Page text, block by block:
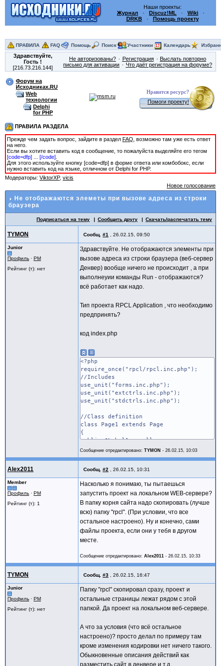
Наши проекты:
Журнал · Discuz!ML · Wiki ·
DRKB· Помощь проекту
ПРАВИЛА FAQ Помощь Поиск Участники Календарь
Здравствуйте,
Гость!
[216.73.216.144]
Не авторизованы? Регистрация
Выслать повторно
письмо для активации
Что даёт регистрация на форуме?
Форум на
Исходниках.RU
Web
технологии
Delphi
for PHP
Нравится ресурс?
Помоги проекту!
ПРАВИЛА РАЗДЕЛА
Прежде чем задать вопрос, зайдите в раздел FAQ , возможно там уже есть ответ
на него.
Если вы хотите вставить код в сообщение, то пожалуйста выделяйте его тегом
[code=dfp]
[/сode]
Для этого используйте кнопку [code=dfp] в форме ответа или комбобокс, если
нужно вставить код на языке, отличном от Delphi for PHP.
Модераторы: ViktorXP, vicis
Новое голосование
Не отображаются элеметы при вызове адреса из строки
браузера
Подписаться на тему Сообщить другу Скачать/распечатать тему
TYMON Сообщ. #1 26.02.15, 09:50
Junior
Профиль · PM
Рейтинг (т): нет
Здравствуйте. Не отображаются элементы при
вызове адреса из строки браузера (веб-сервер
Денвер) вообще ничего не происходит , а при
выполнеyии команды Run - отображаются?
всё работает как надо.
Тип проекта RPCL Application , что необходимо
предпринять?
код index.php
<?php
require_once("rpcl/rpcl.inc.php");
//Includes
use_unit("forms.inc.php");
use_unit("extctrls.inc.php");
use_unit("stdctrls.inc.php");
//Class definition
class Page1 extends Page
{
public $Label1 = null;
}
global $Page1;
//Creates the form
$Page1=new Page1($application);
//Read from resource file
$Page1->loadResource(__FILE__);
//Shows the form
?>
Сообщение отредактировано: TYMON - 26.02.15, 10:03
Alex2011 Сообщ. #2 26.02.15, 10:31
Member
Профиль · PM
Рейтинг (т): 1
Насколько я понимаю, ты пытаешься
запустить проект на локальном WEB-сервере?
В папку корня сайта надо скопировать (лучше
всю) папку "rpcl". (При условии, что все
остальное настроено). Ну и конечно, сами
файлы проекта, если они у тебя в другом
месте.
Сообщение отредактировано: Alex2011 - 26.02.15, 10:33
TYMON Сообщ. #3 26.02.15, 16:47
Junior
Профиль · PM
Рейтинг (т): нет
Папку "rpcl" скопировал сразу, проект и
остальные страницы лежат рядом с этой
папкой. Да проект на локальном веб-сервере.
А что за условия (что всё остальное
настроено)? просто делал по примеру там
кроме изменения кодировки нет ничего такого.
Обыкновенные описания действий как
разместить сайт в денвере и т.д.